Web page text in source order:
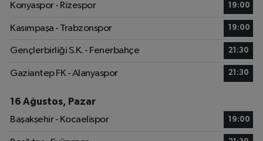
Konyaspor - Rizespor
19:00
Kasımpaşa - Trabzonspor 19:00
Gençlerbirliği S.K. - Fenerbahçe 21:30
Gaziantep FK - Alanyaspor 21:30
16 Ağustos, Pazar
Başakşehir - Kocaelispor
19:00